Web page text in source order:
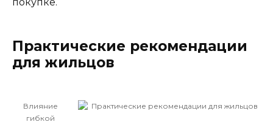
покупке.
Практические рекомендации
для жильцов
Влияние
гибкой